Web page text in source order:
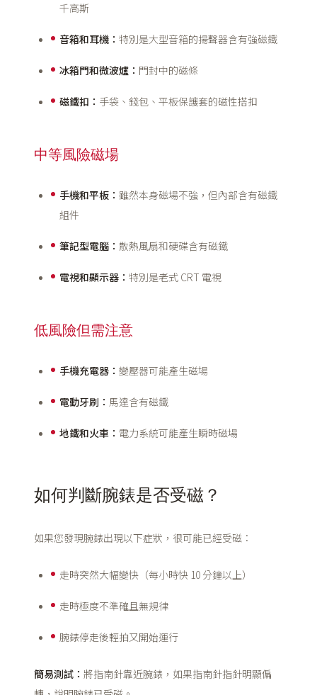
千高斯
音箱和耳機： 特別是大型音箱的揚聲器含有強磁鐵
冰箱門和微波爐： 門封中的磁條
磁鐵扣： 手袋、錢包、平板保護套的磁性搭扣
中等風險磁場
手機和平板： 雖然本身磁場不強，但內部含有磁鐵
組件
筆記型電腦： 散熱風扇和硬碟含有磁鐵
電視和顯示器： 特別是老式 CRT 電視
低風險但需注意
手機充電器： 變壓器可能產生磁場
電動牙刷： 馬達含有磁鐵
地鐵和火車： 電力系統可能產生瞬時磁場
如何判斷腕錶是否受磁？
如果您發現腕錶出現以下症狀，很可能已經受磁：
走時突然大幅變快（每小時快 10 分鐘以上）
走時極度不準確且無規律
腕錶停走後輕拍又開始運行
簡易測試： 將指南針靠近腕錶，如果指南針指針明顯偏